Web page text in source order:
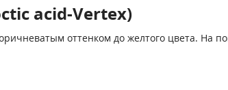
acid-Vertex)
оттенком до желтого цвета. На